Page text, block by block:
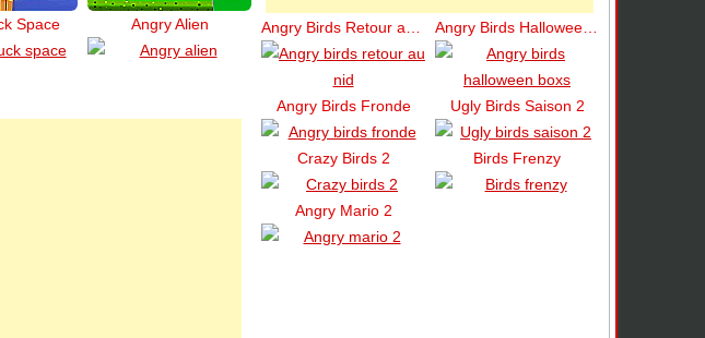
Space Angry Alien
Angry Birds Fronde Ugly Birds Saison 2
Crazy Birds 2 Birds Frenzy
Angry Mario 2